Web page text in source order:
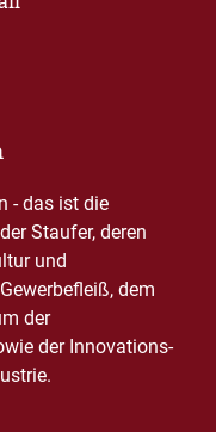
- das ist die
Staufer, deren
und
dem
der
der Innovations-